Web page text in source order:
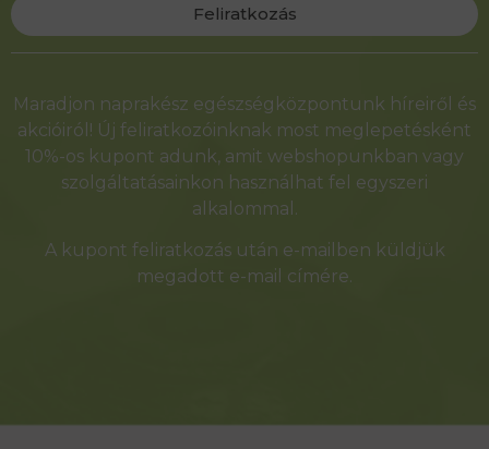
Feliratkozás
Alternative:
Maradjon naprakész egészségközpontunk híreiről és
akcióiról! Új feliratkozóinknak most meglepetésként
10%-os kupont adunk, amit webshopunkban vagy
szolgáltatásainkon használhat fel egyszeri
alkalommal.
A kupont feliratkozás után e-mailben küldjük
megadott e-mail címére.